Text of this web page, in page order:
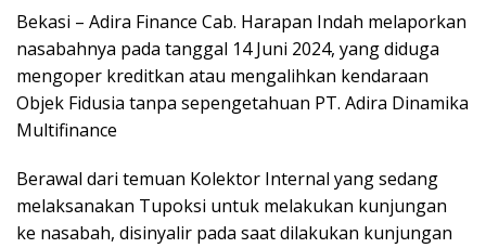
Bekasi – Adira Finance Cab. Harapan Indah melaporkan
nasabahnya pada tanggal 14 Juni 2024, yang diduga
mengoper kreditkan atau mengalihkan kendaraan
Objek Fidusia tanpa sepengetahuan PT. Adira Dinamika
Multifinance
Berawal dari temuan Kolektor Internal yang sedang
melaksanakan Tupoksi untuk melakukan kunjungan
ke nasabah, disinyalir pada saat dilakukan kunjungan